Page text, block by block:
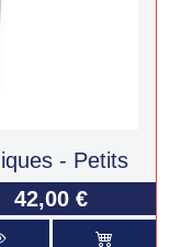
- Petits
42,00 €